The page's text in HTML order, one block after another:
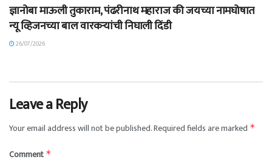
ज्ञानोबा माऊली तुकाराम, पंढरीनाथ महाराज की जयच्या नामघोषात
न्यू व्हिजनच्या बाल वारकऱ्यांची निघाली दिंडी
26/07/2026
Leave a Reply
Your email address will not be published.Required fields are marked *
Comment *